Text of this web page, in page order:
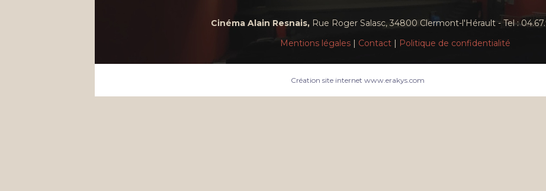
Cinéma Alain Resnais, Rue Roger Salasc, 34800 Clermont-l'Hérault - Tel :
Mentions légales| Contact| Politique de confidentialité
Création site internet www.erakys.com